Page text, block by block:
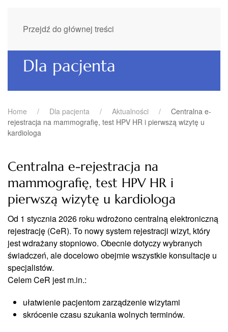
Przejdź do głównej treści
Dla pacjenta
Home Dla pacjenta Aktualności
Centralna e-
rejestracja na mammografię, test HPV HR i pierwszą wizytę u
kardiologa
Centralna e-rejestracja na
mammografię, test HPV HR i
pierwszą wizytę u kardiologa
Od 1 stycznia 2026 roku wdrożono centralną elektroniczną
rejestrację (CeR). To nowy system rejestracji wizyt, który
jest wdrażany stopniowo. Obecnie dotyczy wybranych
świadczeń, ale docelowo obejmie wszystkie konsultacje u
specjalistów.
Celem CeR jest m.in.:
ułatwienie pacjentom zarządzenie wizytami
skrócenie czasu szukania wolnych terminów.